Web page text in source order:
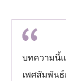
บทความนี้
เพศสัมพัน